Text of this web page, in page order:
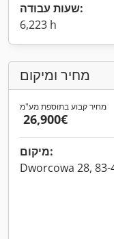
שעות עבודה:
6,223 h
מחיר ומיקום
מחיר קבוע בתוספת מע"מ
‏26,900 ‏€
מיקום:
Dworcowa 28,